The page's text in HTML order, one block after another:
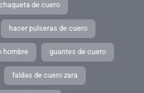
de cuero
hacer pulseras de cuero
hombre guantes de cuero
faldas de cuero zara